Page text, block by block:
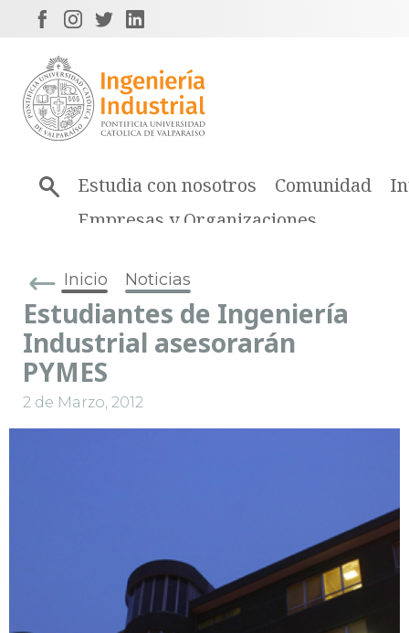
Estudia con nosotros Comunidad
Empresas y Organizaciones
Inicio Noticias
Estudiantes de Ingeniería
Industrial asesorarán
PYMES
2 de Marzo, 2012